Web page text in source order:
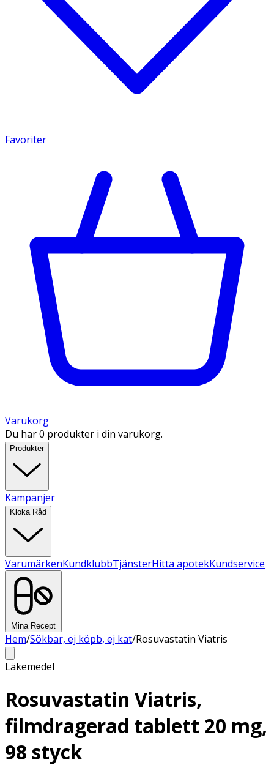
Favoriter
Varukorg
Du har 0 produkter i din varukorg.
Produkter
Kampanjer
Kloka Råd
VarumärkenKundklubbTjänsterHitta apotekKundservice
Mina Recept
Hem/Sökbar, ej köpb, ej kat/Rosuvastatin Viatris
Läkemedel
Rosuvastatin Viatris,
filmdragerad tablett 20 mg,
98 styck